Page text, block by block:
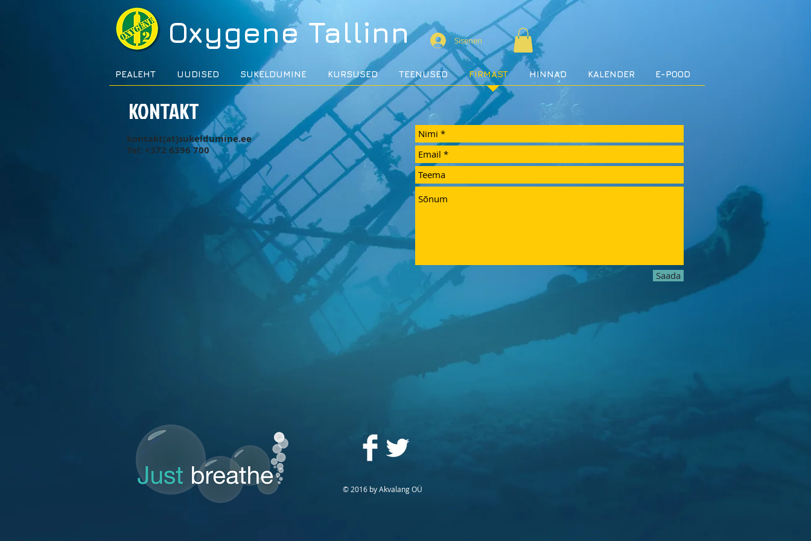
OxygeneTallinn Sisenen
PEALEHT UUDISED SUKELDUMINE KURSUSED TEENUSED FIRMAST HINNAD KALENDER E-POOD
KONTAKT
kontakt(at)sukeldumine.ee
Tel: +372 6396 700
Saada
© 2016 by Akvalang OÜ